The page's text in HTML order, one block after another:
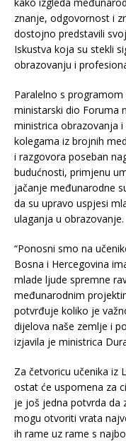
znanje, odgovornost i
dostojno predstavili
Iskustva koja su stekli
obrazovanju i
Paralelno s
ministarski dio Foruma
ministrica obrazovanja i
kolegama iz brojnih
i razgovora poseban
budućnosti, primjenu
jačanje međunarodne
da su upravo uspjesi
ulaganja u obrazovanje.
“Ponosni smo na
Bosna i Hercegovina
mlade ljude spremne
međunarodnim
potvrđuje koliko je
dijelova naše zemlje i
izjavila je ministrica
Za četvoricu učenika iz
ostat će uspomena za
je još jedna potvrda da
mogu otvoriti vrata
ih rame uz rame s